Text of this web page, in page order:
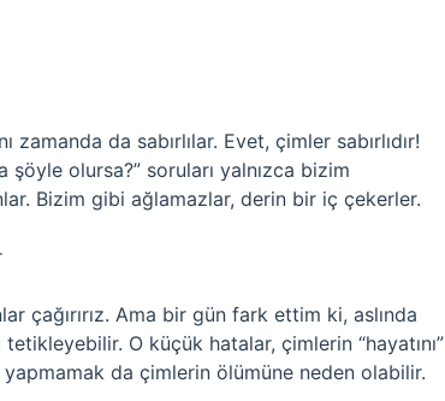
da sabırlılar. Evet, çimler sabırlıdır!
şöyle olursa?” soruları yalnızca bizim
Bizim gibi ağlamazlar, derin bir iç çekerler.
çağırırız. Ama bir gün fark ettim ki, aslında
O küçük hatalar, çimlerin “hayatını”
da çimlerin ölümüne neden olabilir.